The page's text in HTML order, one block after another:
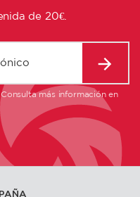
de 20€.
más información en